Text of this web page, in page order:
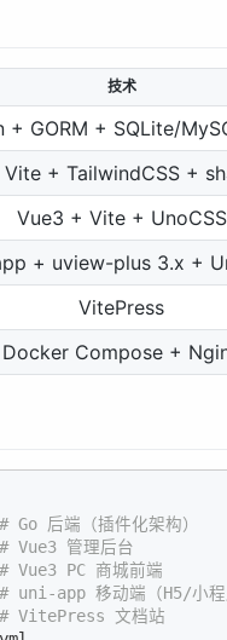
技术
+ GORM + SQLite/
+ TailwindCSS +
Vue3 + Vite + UnoCSS
+ uview-plus 3.x +
VitePress
Docker Compose +
# Go 后端（插件化架构）
# Vue3 管理后台
# Vue3 PC 商城前端
# uni-app 移动端（H5/小
# VitePress 文档站